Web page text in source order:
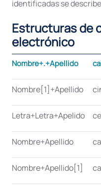
identificadas se
Estructuras de
electrónico
Nombre+.+Apellido
Nombre[1]+Apellido
Letra+Letra+Apelido
Nombre+Apellido
Nombre+Apellido[1]